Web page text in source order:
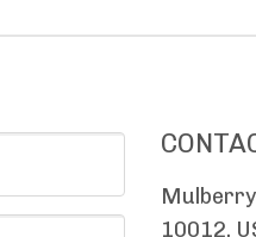
Mulberry
10012,